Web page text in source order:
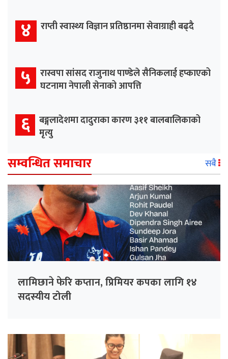
४ राप्ती स्वास्थ्य विज्ञान प्रतिष्ठानमा सेवाग्राही बढ्दै
५ रास्वपा सांसद राजुनाथ पाण्डेले सैनिकलाई हप्काएको
घटनामा नेपाली सेनाको आपत्ति
६ बङ्गलादेशमा दादुराका कारण ३११ बालबालिकाको
मृत्यु
सम्वन्धित समाचार सबै
लामिछाने फेरि कप्तान, प्रिमियर कपका लागि १४
सदस्यीय टोली